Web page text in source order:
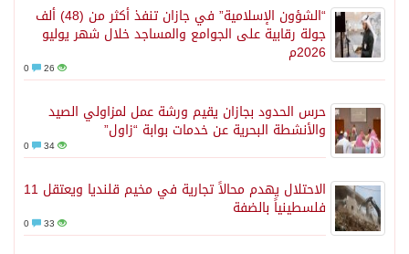
“الشؤون الإسلامية” في جازان تنفذ أكثر من (48) ألف
جولة رقابية على الجوامع والمساجد خلال شهر يوليو
2026م
26
حرس الحدود بجازان يقيم ورشة عمل لمزاولي الصيد
والأنشطة البحرية عن خدمات بوابة “زاول”
34
الاحتلال يهدم محالاً تجارية في مخيم قلنديا ويعتقل 11
فلسطينياً بالضفة
33